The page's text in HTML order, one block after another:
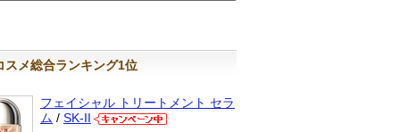
スメ総合ランキング1位
フェイシャル トリートメント セラ
ム / SK-II